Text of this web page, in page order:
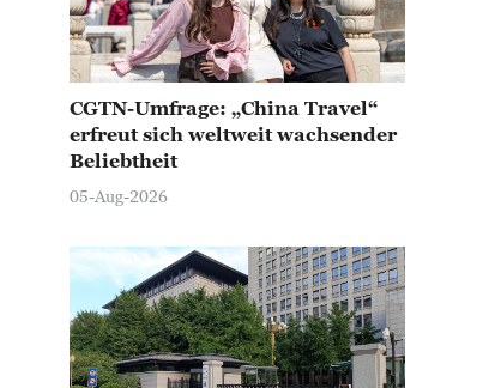
CGTN-Umfrage: „China Travel“
erfreut sich weltweit wachsender
Beliebtheit
05-Aug-2026